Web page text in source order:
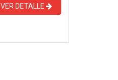
VER DETALLE